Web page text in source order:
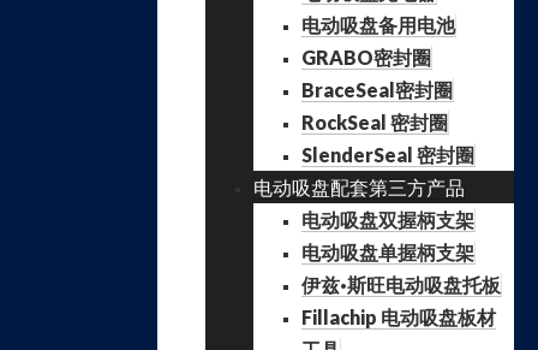
电动吸盘备用电池
GRABO密封圈
BraceSeal密封圈
RockSeal 密封圈
SlenderSeal 密封圈
电动吸盘配套第三方产品
电动吸盘双握柄支架
电动吸盘单握柄支架
伊兹·斯旺电动吸盘托板
Fillachip 电动吸盘板材